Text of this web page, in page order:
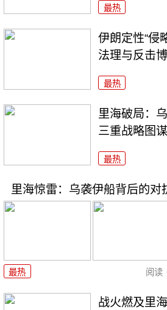
最热
伊朗定性“侵
法理与反击
最热
里海破局：
三重战略图谋
最热
里海惊雷：乌袭伊船背后的对
最热 阅读
战火燃及里